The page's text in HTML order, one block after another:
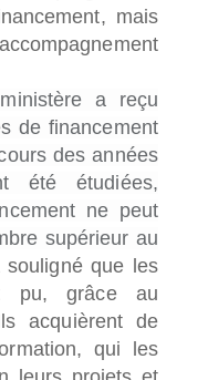
mais
a reçu
de financement
des années
été étudiées,
ne peut
supérieur au
souligné que les
pu, grâce au
acquièrent de
qui les